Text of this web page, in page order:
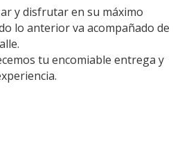
y disfrutar en su máximo
lo anterior va acompañado de
tu encomiable entrega y